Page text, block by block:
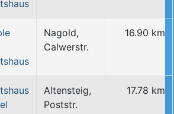
Nagold,
Calwerstr.
16.90 km
Altensteig,
Poststr.
17.78 km